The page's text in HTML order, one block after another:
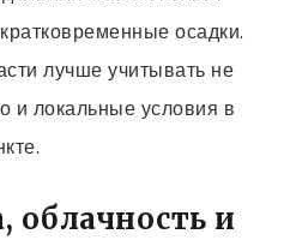
осадки.
лучше учитывать не
и локальные условия в
облачность и